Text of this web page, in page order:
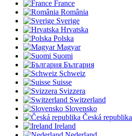
France
România
Sverige
Hrvatska
Polska
Magyar
Suomi
България
Schweiz
Suisse
Svizzera
Switzerland
Slovensko
Česká republika
Ireland